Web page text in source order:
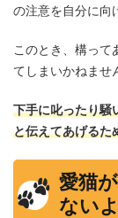
の注意を自分に向
このとき、構って
てしまいかねませ
下手に叱ったり騒
と伝えてあげるた
愛猫
ない